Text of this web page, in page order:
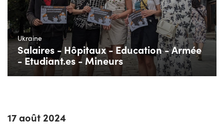
Ukraine
Salaires - Hôpitaux - Education - Armée
- Etudiant.es - Mineurs
17 août 2024